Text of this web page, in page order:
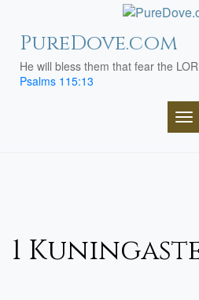
contentPureDove.com
He will bless them that fear the
Psalms 115:13
1